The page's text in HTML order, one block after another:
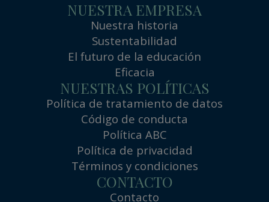
NUESTRA EMPRESA
Nuestra historia
Sustentabilidad
El futuro de la educación
Eficacia
NUESTRAS POLÍTICAS
Política de tratamiento de datos
Código de conducta
Política ABC
Política de privacidad
Términos y condiciones
CONTACTO
Contacto